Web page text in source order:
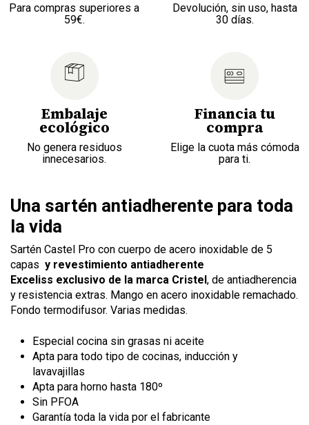
Para compras superiores a
59€.
Devolución, sin uso, hasta
30 días.
Embalaje
ecológico
No genera residuos
innecesarios.
Financia tu
compra
Elige la cuota más cómoda
para ti.
Una sartén antiadherente para toda
la vida
Sartén Castel Pro con cuerpo de acero inoxidable de 5
capas y revestimiento antiadherente
Exceliss exclusivo de la marca Cristel , de antiadherencia
y resistencia extras. Mango en acero inoxidable remachado.
Fondo termodifusor. Varias medidas.
Especial cocina sin grasas ni aceite
Apta para todo tipo de cocinas, inducción y
lavavajillas
Apta para horno hasta 180º
Sin PFOA
Garantía toda la vida por el fabricante